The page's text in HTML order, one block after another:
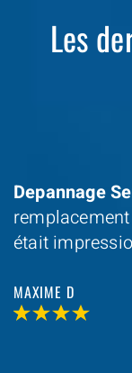
Les
Depannage
était
MAXIME D